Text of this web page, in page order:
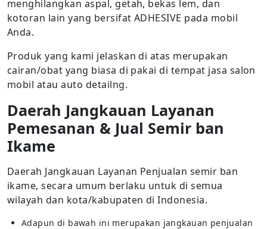
menghilangkan aspal, getah, bekas lem, dan
kotoran lain yang bersifat ADHESIVE pada mobil
Anda.
Produk yang kami jelaskan di atas merupakan
cairan/obat yang biasa di pakai di tempat jasa salon
mobil atau auto detailng.
Daerah Jangkauan Layanan
Pemesanan & Jual Semir ban
Ikame
Daerah Jangkauan Layanan Penjualan semir ban
ikame, secara umum berlaku untuk di semua
wilayah dan kota/kabupaten di Indonesia.
Adapun di bawah ini merupakan jangkauan penjualan